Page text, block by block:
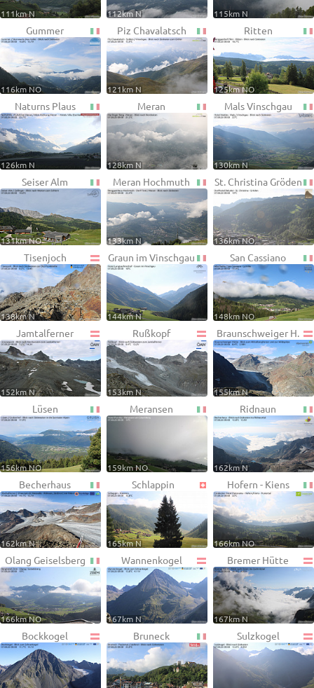
111km N 112km N 115km N
Gummer
116km NO
Piz Chavalatsch
121km N
Ritten
125km NO
Naturns Plaus
126km N
Meran
128km N
Mals Vinschgau
130km N
Seiser Alm
131km NO
Meran Hochmuth
133km N
St. Christina Gröden
136km NO
Tisenjoch
138km N
Graun im Vinschgau
144km N
San Cassiano
148km NO
Jamtalferner
152km N
Rußkopf
153km N
Braunschweiger H.
155km N
Lüsen
156km NO
Meransen
159km NO
Ridnaun
162km N
Becherhaus
162km N
Schlappin
165km N
Hofern - Kiens
166km NO
Olang Geiselsberg
166km NO
Wannenkogel
167km N
Bremer Hütte
167km N
Bockkogel Bruneck Sulzkogel